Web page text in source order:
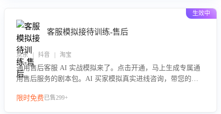
生效中
客服模拟接待训练-售后
京东 | 抖音 | 淘宝
通用售后客服 AI 实战模拟来了。点击开通，马上生成专属通
用售后服务的剧本包。AI 买家模拟真实进线咨询，带您的客
要点，轻松提升服务能力。
限时免费已售299+